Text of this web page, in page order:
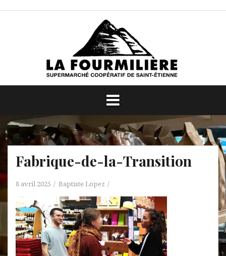
Fabrique-de-la-Transition
8 avril 2025 Baptiste Lopez